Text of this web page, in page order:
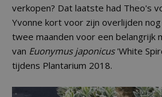
verkopen? Dat laatste had Theo's
Yvonne kort voor zijn overlijden
twee maanden voor een belangrijk
van Euonymus japonicus'White
tijdens Plantarium 2018.